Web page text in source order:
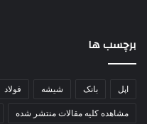
برچسب ها
اپل بانک شیشه فولاد
مشاهده کلیه مقالات منتشر شده